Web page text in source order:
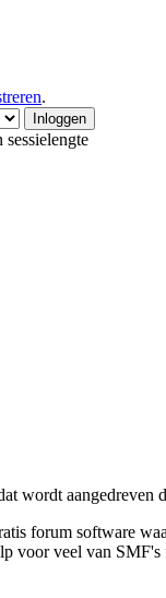
.
wordt aangedreven
forum software
voor veel van